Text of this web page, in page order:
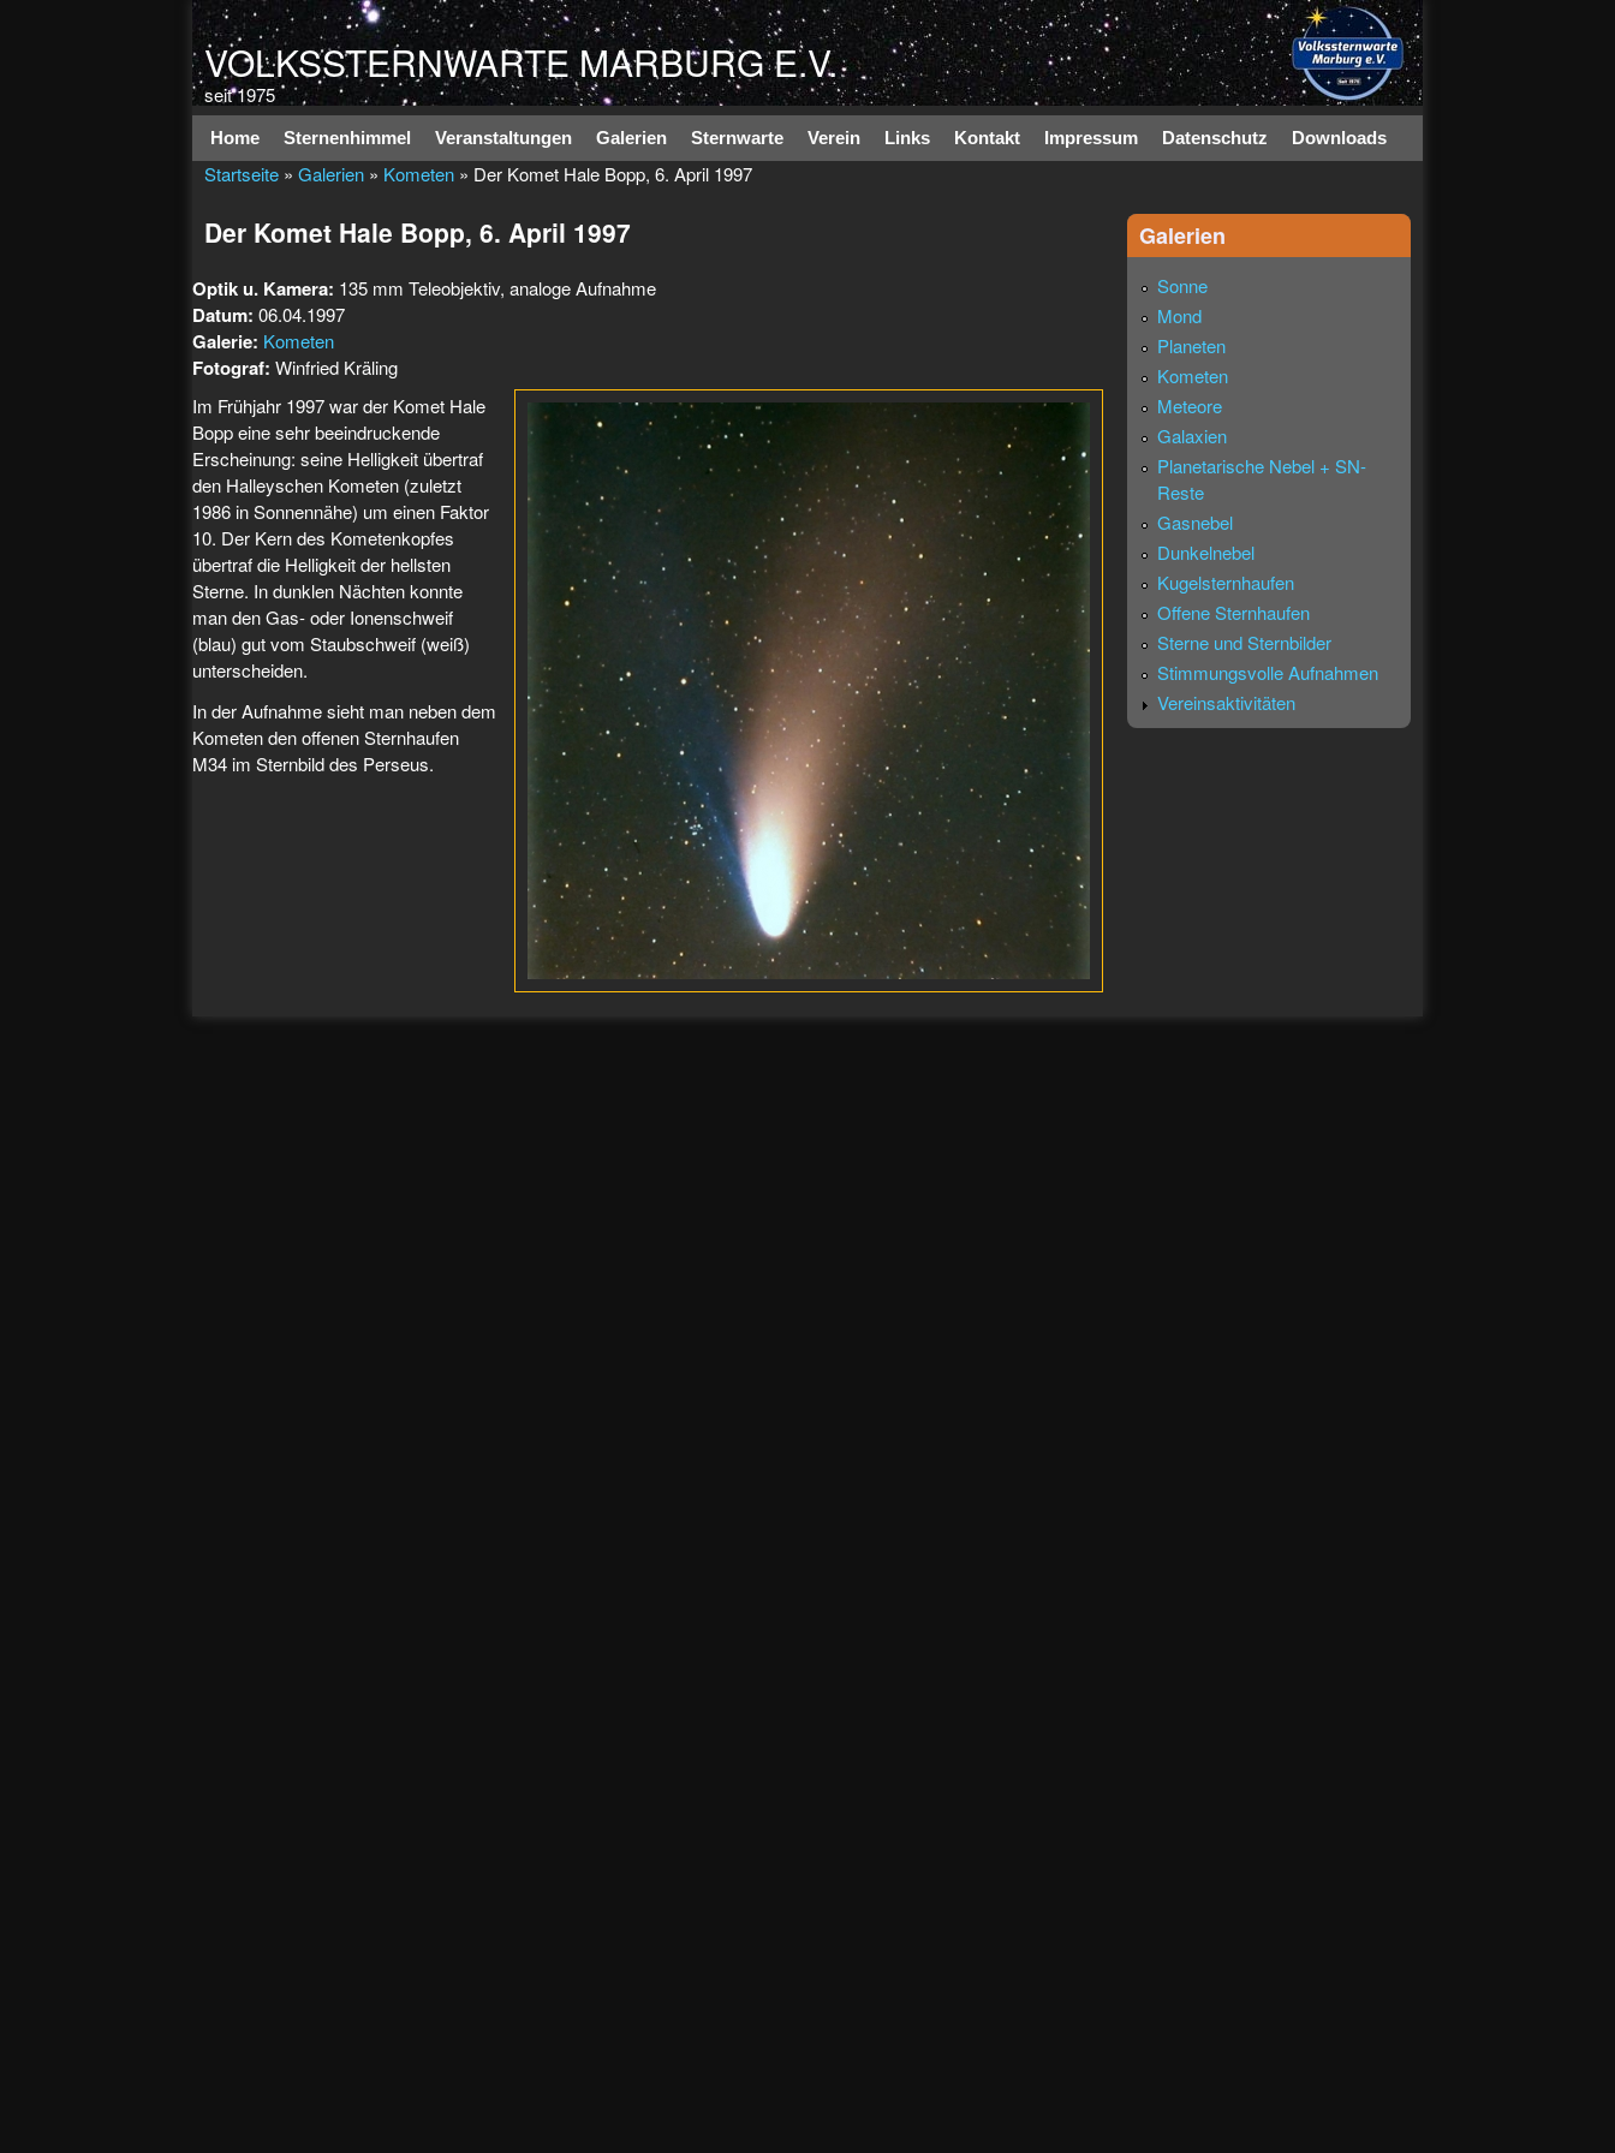
Direkt zum Inhalt
VOLKSSTERNWARTE MARBURG E.V.
seit 1975
Hauptmenü
Home Sternenhimmel Veranstaltungen Galerien Sternwarte Verein Links Kontakt Impressum Datenschutz Downloads
Startseite » Galerien » Kometen » Der Komet Hale Bopp, 6. April 1997
Der Komet Hale Bopp, 6. April 1997
Optik u. Kamera: 135 mm Teleobjektiv, analoge Aufnahme
Datum: 06.04.1997
Galerie: Kometen
Fotograf: Winfried Kräling
Im Frühjahr 1997 war der Komet Hale
Bopp eine sehr beeindruckende
Erscheinung: seine Helligkeit übertraf
den Halleyschen Kometen (zuletzt
1986 in Sonnennähe) um einen Faktor
10. Der Kern des Kometenkopfes
übertraf die Helligkeit der hellsten
Sterne. In dunklen Nächten konnte
man den Gas- oder Ionenschweif
(blau) gut vom Staubschweif (weiß)
unterscheiden.
In der Aufnahme sieht man neben dem
Kometen den offenen Sternhaufen
M34 im Sternbild des Perseus.
Galerien
Sonne
Mond
Planeten
Kometen
Meteore
Galaxien
Planetarische Nebel + SN-
Reste
Gasnebel
Dunkelnebel
Kugelsternhaufen
Offene Sternhaufen
Sterne und Sternbilder
Stimmungsvolle Aufnahmen
Vereinsaktivitäten